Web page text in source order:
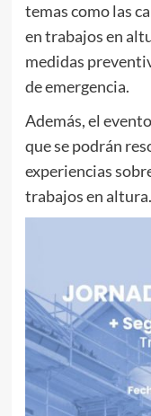
temas como las
en trabajos en
medidas
de emergencia.
Además, el
que se podrán
experiencias
trabajos en altura.